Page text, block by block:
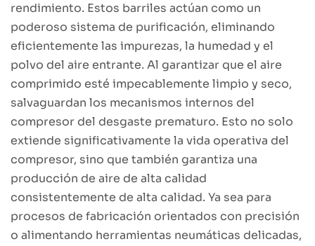
rendimiento. Estos barriles actúan como un
poderoso sistema de purificación, eliminando
eficientemente las impurezas, la humedad y el
polvo del aire entrante. Al garantizar que el aire
comprimido esté impecablemente limpio y seco,
salvaguardan los mecanismos internos del
compresor del desgaste prematuro. Esto no solo
extiende significativamente la vida operativa del
compresor, sino que también garantiza una
producción de aire de alta calidad
consistentemente de alta calidad. Ya sea para
procesos de fabricación orientados con precisión
o alimentando herramientas neumáticas delicadas,